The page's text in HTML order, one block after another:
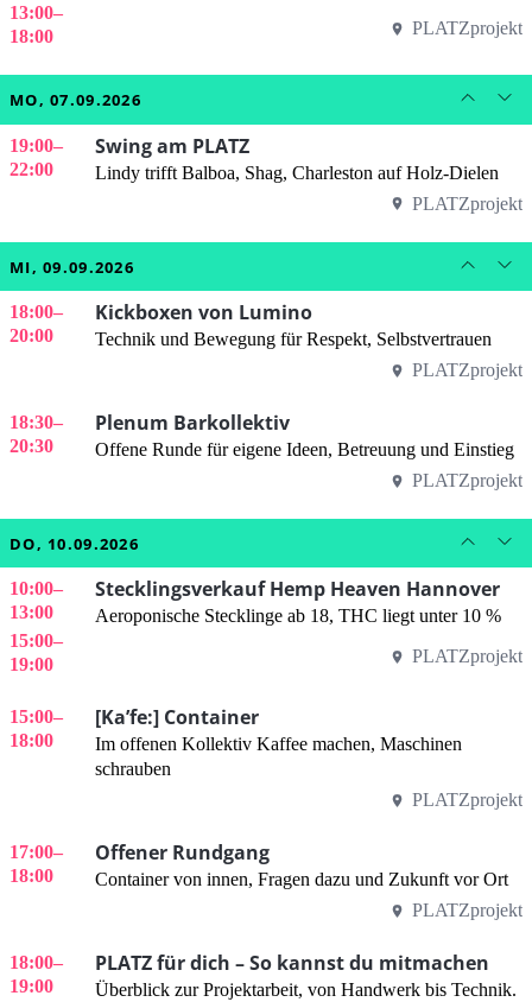
13:00–
18:00
PLATZprojekt
MO, 07.09.2026
19:00–
22:00
Swing am PLATZ
Lindy trifft Balboa, Shag, Charleston auf Holz-Dielen
PLATZprojekt
MI, 09.09.2026
18:00–
20:00
Kickboxen von Lumino
Technik und Bewegung für Respekt, Selbstvertrauen
PLATZprojekt
18:30–
20:30
Plenum Barkollektiv
Offene Runde für eigene Ideen, Betreuung und Einstieg
PLATZprojekt
DO, 10.09.2026
10:00–
13:00
15:00–
19:00
Stecklingsverkauf Hemp Heaven Hannover
Aeroponische Stecklinge ab 18, THC liegt unter 10 %
PLATZprojekt
15:00–
18:00
[Ka’fe:] Container
Im offenen Kollektiv Kaffee machen, Maschinen
schrauben
PLATZprojekt
17:00–
18:00
Offener Rundgang
Container von innen, Fragen dazu und Zukunft vor Ort
PLATZprojekt
18:00–
19:00
PLATZ für dich – So kannst du mitmachen
Überblick zur Projektarbeit, von Handwerk bis Technik.